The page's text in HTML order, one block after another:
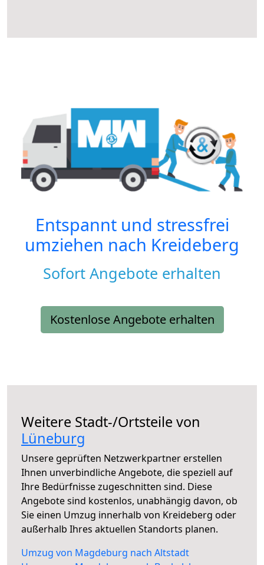
Entspannt und stressfrei
umziehen nach Kreideberg
Sofort Angebote erhalten
Kostenlose Angebote erhalten
Weitere Stadt-/Ortsteile von
Lüneburg
Unsere geprüften Netzwerkpartner erstellen
Ihnen unverbindliche Angebote, die speziell auf
Ihre Bedürfnisse zugeschnitten sind. Diese
Angebote sind kostenlos, unabhängig davon, ob
Sie einen Umzug innerhalb von Kreideberg oder
außerhalb Ihres aktuellen Standorts planen.
Umzug von Magdeburg nach Altstadt